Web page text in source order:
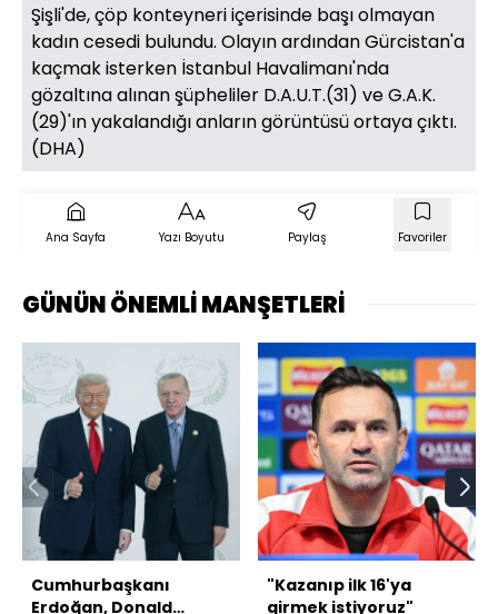
Şişli'de, çöp konteyneri içerisinde başı olmayan
kadın cesedi bulundu. Olayın ardından Gürcistan'a
kaçmak isterken İstanbul Havalimanı'nda
gözaltına alınan şüpheliler D.A.U.T.(31) ve G.A.K.
(29)'ın yakalandığı anların görüntüsü ortaya çıktı.
(DHA)
Ana Sayfa Yazı Boyutu Paylaş Favoriler
GÜNÜN ÖNEMLİ MANŞETLERİ
Cumhurbaşkanı
Erdoğan, Donald
"Kazanıp ilk 16'ya
girmek istiyoruz"